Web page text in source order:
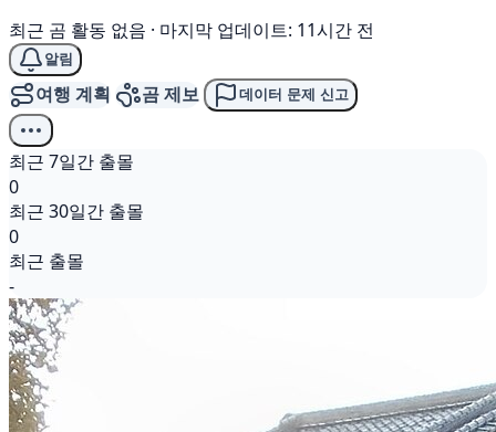
최근 곰 활동 없음 · 마지막 업데이트: 11시간 전
알림
여행 계획 곰 제보 데이터 문제 신고
최근 7일간 출몰
0
최근 30일간 출몰
0
최근 출몰
-